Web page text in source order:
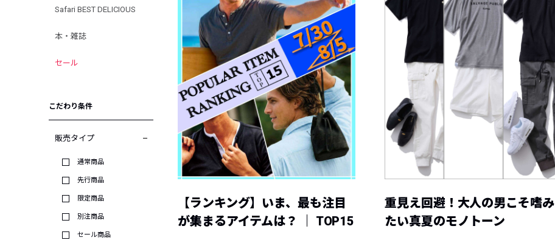
Safari BEST DELICIOUS
本・雑誌
セール
こだわり条件
販売タイプ
通常商品
先行商品
限定商品
別注商品
セール商品
【ランキング】いま、最も注目
が集まるアイテムは？ ｜ TOP15
重見え回避！大人の男こそ嗜み
たい真夏のモノトーン